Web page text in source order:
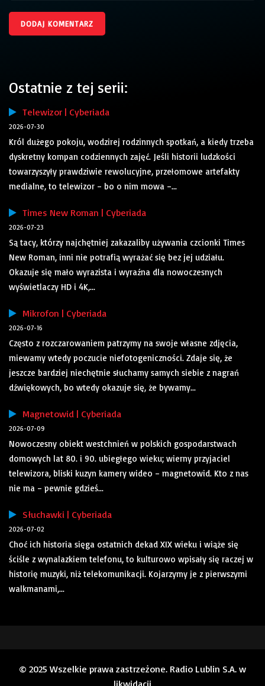
Ostatnie z tej serii:
Telewizor | Cyberiada
2026-07-30
Król dużego pokoju, wodzirej rodzinnych spotkań, a kiedy trzeba
dyskretny kompan codziennych zajęć. Jeśli historii ludzkości
towarzyszyły prawdziwie rewolucyjne, przełomowe artefakty
medialne, to telewizor – bo o nim mowa –...
Times New Roman | Cyberiada
2026-07-23
Są tacy, którzy najchętniej zakazaliby używania czcionki Times
New Roman, inni nie potrafią wyrażać się bez jej udziału.
Okazuje się mało wyrazista i wyraźna dla nowoczesnych
wyświetlaczy HD i 4K,...
Mikrofon | Cyberiada
2026-07-16
Często z rozczarowaniem patrzymy na swoje własne zdjęcia,
miewamy wtedy poczucie niefotogeniczności. Zdaje się, że
jeszcze bardziej niechętnie słuchamy samych siebie z nagrań
dźwiękowych, bo wtedy okazuje się, że bywamy...
Magnetowid | Cyberiada
2026-07-09
Nowoczesny obiekt westchnień w polskich gospodarstwach
domowych lat 80. i 90. ubiegłego wieku; wierny przyjaciel
telewizora, bliski kuzyn kamery wideo – magnetowid. Kto z nas
nie ma – pewnie gdzieś...
Słuchawki | Cyberiada
2026-07-02
Choć ich historia sięga ostatnich dekad XIX wieku i wiąże się
ściśle z wynalazkiem telefonu, to kulturowo wpisały się raczej w
historię muzyki, niż telekomunikacji. Kojarzymy je z pierwszymi
walkmanami,...
© 2025 Wszelkie prawa zastrzeżone. Radio Lublin S.A. w